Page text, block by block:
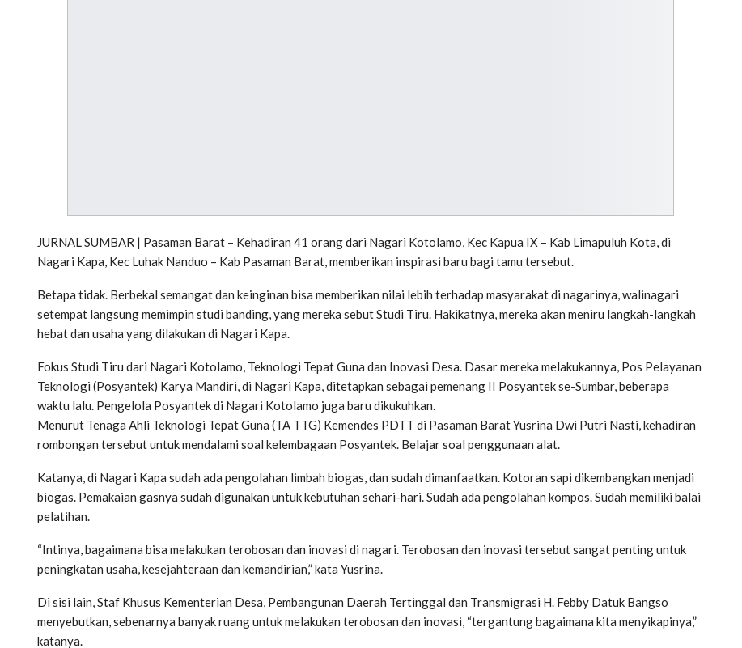
JURNAL SUMBAR | Pasaman Barat – Kehadiran 41 orang dari Nagari Kotolamo, Kec Kapua IX – Kab Limapuluh Kota, di
Nagari Kapa, Kec Luhak Nanduo – Kab Pasaman Barat, memberikan inspirasi baru bagi tamu tersebut.
Betapa tidak. Berbekal semangat dan keinginan bisa memberikan nilai lebih terhadap masyarakat di nagarinya, walinagari
setempat langsung memimpin studi banding, yang mereka sebut Studi Tiru. Hakikatnya, mereka akan meniru langkah-langkah
hebat dan usaha yang dilakukan di Nagari Kapa.
Fokus Studi Tiru dari Nagari Kotolamo, Teknologi Tepat Guna dan Inovasi Desa. Dasar mereka melakukannya, Pos Pelayanan
Teknologi (Posyantek) Karya Mandiri, di Nagari Kapa, ditetapkan sebagai pemenang II Posyantek se-Sumbar, beberapa
waktu lalu. Pengelola Posyantek di Nagari Kotolamo juga baru dikukuhkan.
Menurut Tenaga Ahli Teknologi Tepat Guna (TA TTG) Kemendes PDTT di Pasaman Barat Yusrina Dwi Putri Nasti, kehadiran
rombongan tersebut untuk mendalami soal kelembagaan Posyantek. Belajar soal penggunaan alat.
Katanya, di Nagari Kapa sudah ada pengolahan limbah biogas, dan sudah dimanfaatkan. Kotoran sapi dikembangkan menjadi
biogas. Pemakaian gasnya sudah digunakan untuk kebutuhan sehari-hari. Sudah ada pengolahan kompos. Sudah memiliki balai
pelatihan.
“Intinya, bagaimana bisa melakukan terobosan dan inovasi di nagari. Terobosan dan inovasi tersebut sangat penting untuk
peningkatan usaha, kesejahteraan dan kemandirian,” kata Yusrina.
Di sisi lain, Staf Khusus Kementerian Desa, Pembangunan Daerah Tertinggal dan Transmigrasi H. Febby Datuk Bangso
menyebutkan, sebenarnya banyak ruang untuk melakukan terobosan dan inovasi, “tergantung bagaimana kita menyikapinya,”
katanya.